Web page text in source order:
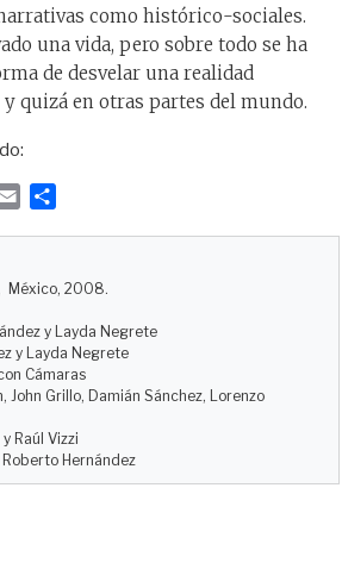
como histórico-sociales.
una vida, pero sobre todo se ha
de desvelar una realidad
quizá en otras partes del mundo.
l
a
r
t
i
r
, México, 2008.
y Layda Negrete
y Layda Negrete
Cámaras
John Grillo, Damián Sánchez, Lorenzo
Raúl Vizzi
Roberto Hernández